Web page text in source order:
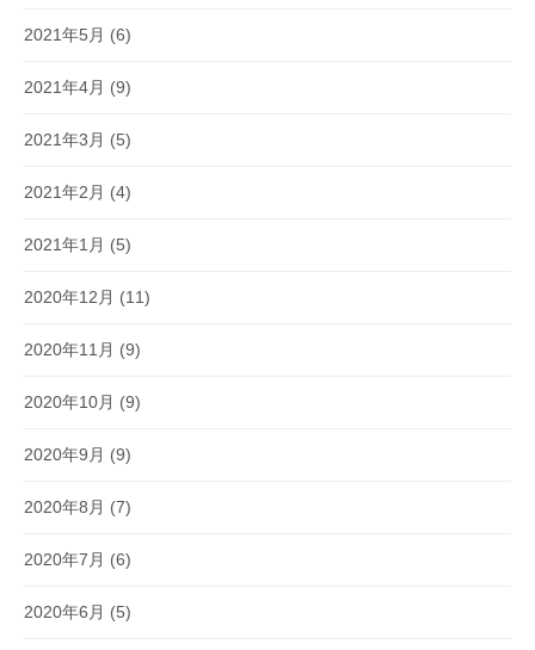
2021年5月 (6)
2021年4月 (9)
2021年3月 (5)
2021年2月 (4)
2021年1月 (5)
2020年12月 (11)
2020年11月 (9)
2020年10月 (9)
2020年9月 (9)
2020年8月 (7)
2020年7月 (6)
2020年6月 (5)